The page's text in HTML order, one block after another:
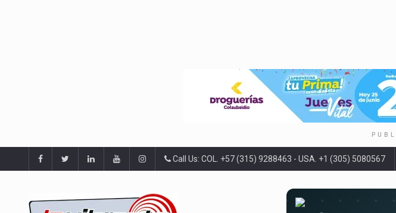
Call Us: COL. +57 (315) 9288463 - USA. +1 (305) 5080567